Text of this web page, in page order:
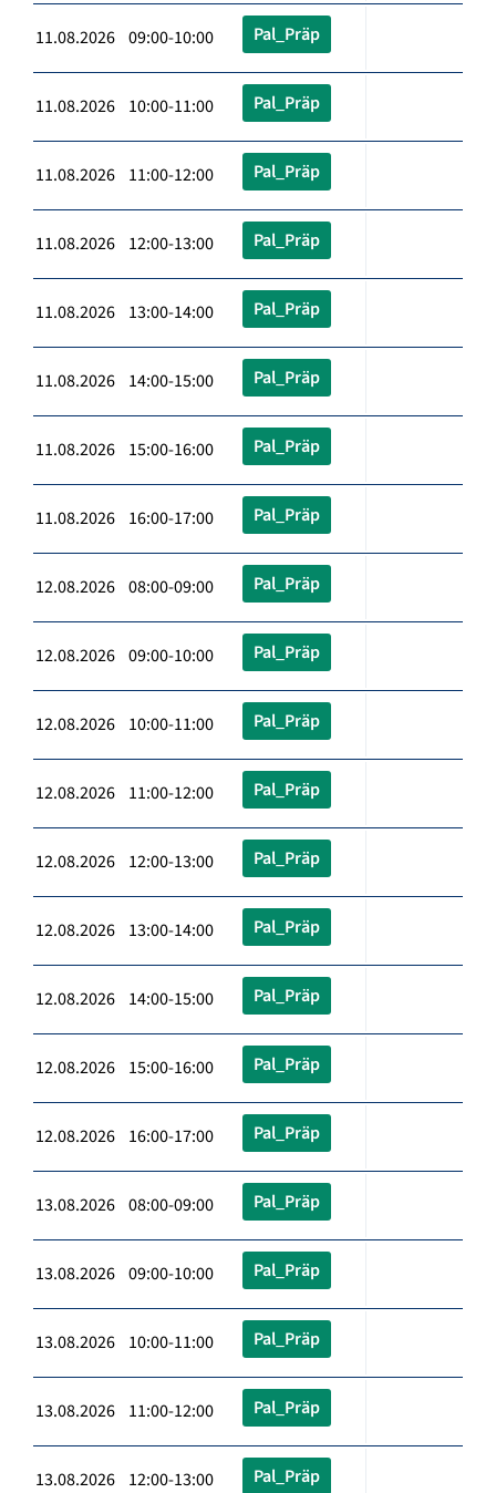
11.08.2026 09:00-10:00 Pal_Präp
11.08.2026 10:00-11:00 Pal_Präp
11.08.2026 11:00-12:00 Pal_Präp
11.08.2026 12:00-13:00 Pal_Präp
11.08.2026 13:00-14:00 Pal_Präp
11.08.2026 14:00-15:00 Pal_Präp
11.08.2026 15:00-16:00 Pal_Präp
11.08.2026 16:00-17:00 Pal_Präp
12.08.2026 08:00-09:00 Pal_Präp
12.08.2026 09:00-10:00 Pal_Präp
12.08.2026 10:00-11:00 Pal_Präp
12.08.2026 11:00-12:00 Pal_Präp
12.08.2026 12:00-13:00 Pal_Präp
12.08.2026 13:00-14:00 Pal_Präp
12.08.2026 14:00-15:00 Pal_Präp
12.08.2026 15:00-16:00 Pal_Präp
12.08.2026 16:00-17:00 Pal_Präp
13.08.2026 08:00-09:00 Pal_Präp
13.08.2026 09:00-10:00 Pal_Präp
13.08.2026 10:00-11:00 Pal_Präp
13.08.2026 11:00-12:00 Pal_Präp
13.08.2026 12:00-13:00 Pal_Präp